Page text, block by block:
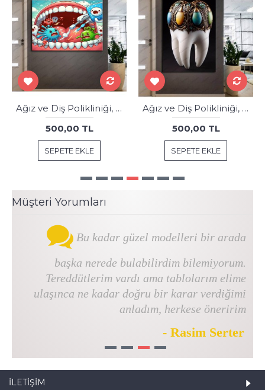
Ağız ve Diş Polikliniği, Dişçi Tabloları Dekoratif Diş, Dekoratif Dişçi, Dişçi Dekorasyonu dsc410
500,00 TL
SEPETE EKLE
Ağız ve Diş Polikliniği, Dişçi Tabloları Dekoratif Diş, Dekoratif Dişçi, Dişçi Dekorasyonu dsc377
500,00 TL
SEPETE EKLE
Müşteri Yorumları
Bu kadar güzel modelleri bir arada
başka nerede bulabilirdim bilemiyorum.
Tereddütlerim vardı ama tablolarım elime
ulaşınca ne kadar doğru bir karar verdiğimi
anladım, herkese öneririm
- Rasim Serter
1 2 3 4
İLETIŞIM